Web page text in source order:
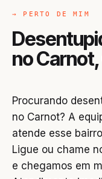
→ PERTO DE MIM
no
Procurando
no Carnot? A
atende esse
Ligue ou chame
e chegamos em